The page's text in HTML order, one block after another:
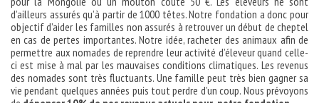
d’ailleurs assurés qu’à partir de 1000 têtes. Notre fondation a donc pour
objectif d’aider les familles non assurés à retrouver un début de cheptel
en cas de pertes importantes. Notre idée, racheter des animaux afin de
permettre aux nomades de reprendre leur activité d’éleveur quand celle-
ci est mise à mal par les mauvaises conditions climatiques. Les revenus
des nomades sont très fluctuants. Une famille peut très bien gagner sa
vie pendant quelques années puis tout perdre d’un coup. Nous prévoyons